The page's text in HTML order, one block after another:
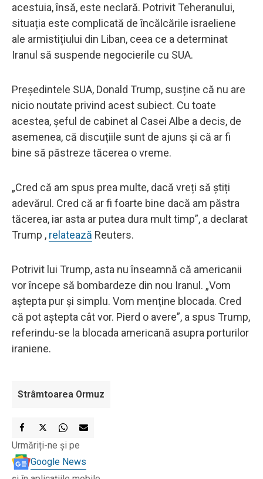
acestuia, însă, este neclară. Potrivit Teheranului,
situația este complicată de încălcările israeliene
ale armistițiului din Liban, ceea ce a determinat
Iranul să suspende negocierile cu SUA.
Președintele SUA, Donald Trump, susține că nu are
nicio noutate privind acest subiect. Cu toate
acestea, șeful de cabinet al Casei Albe a decis, de
asemenea, că discuțiile sunt de ajuns și că ar fi
bine să păstreze tăcerea o vreme.
„Cred că am spus prea multe, dacă vreți să știți
adevărul. Cred că ar fi foarte bine dacă am păstra
tăcerea, iar asta ar putea dura mult timp”, a declarat
Trump , relatează Reuters.
Potrivit lui Trump, asta nu înseamnă că americanii
vor începe să bombardeze din nou Iranul. „Vom
aștepta pur și simplu. Vom menține blocada. Cred
că pot aștepta cât vor. Pierd o avere”, a spus Trump,
referindu-se la blocada americană asupra porturilor
iraniene.
Strâmtoarea Ormuz
Urmăriți-ne și pe
Google News